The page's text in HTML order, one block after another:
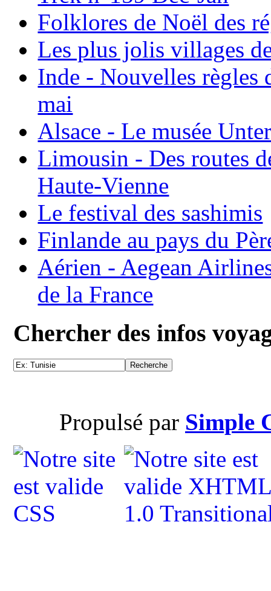
Folklores de Noël des
Les plus jolis villages
Inde - Nouvelles règles
mai
Alsace - Le musée
Limousin - Des routes
Haute-Vienne
Le festival des sashimis
Finlande au pays du
Aérien - Aegean
de la France
Chercher des infos
Propulsé par Simple